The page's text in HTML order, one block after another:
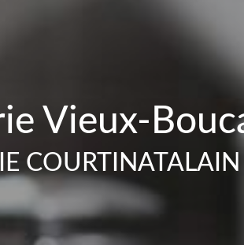
Vieux-
COURTINATALAIN